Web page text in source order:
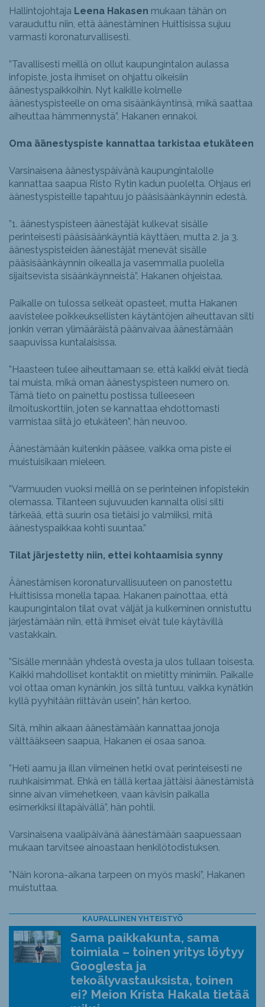
Hallintojohtaja Leena Hakasen mukaan tähän on
varauduttu niin, että äänestäminen Huittisissa sujuu
varmasti koronaturvallisesti.
”Tavallisesti meillä on ollut kaupungintalon aulassa
infopiste, josta ihmiset on ohjattu oikeisiin
äänestyspaikkoihin. Nyt kaikille kolmelle
äänestyspisteelle on oma sisäänkäyntinsä, mikä saattaa
aiheuttaa hämmennystä”, Hakanen ennakoi.
Oma äänestyspiste kannattaa tarkistaa etukäteen
Varsinaisena äänestyspäivänä kaupungintalolle
kannattaa saapua Risto Rytin kadun puolelta. Ohjaus eri
äänestyspisteille tapahtuu jo pääsisäänkäynnin edestä.
”1. äänestyspisteen äänestäjät kulkevat sisälle
perinteisesti pääsisäänkäyntiä käyttäen, mutta 2. ja 3.
äänestyspisteiden äänestäjät menevät sisälle
pääsisäänkäynnin oikealla ja vasemmalla puolella
sijaitsevista sisäänkäynneistä”, Hakanen ohjeistaa.
Paikalle on tulossa selkeät opasteet, mutta Hakanen
aavistelee poikkeuksellisten käytäntöjen aiheuttavan silti
jonkin verran ylimääräistä päänvaivaa äänestämään
saapuvissa kuntalaisissa.
”Haasteen tulee aiheuttamaan se, että kaikki eivät tiedä
tai muista, mikä oman äänestyspisteen numero on.
Tämä tieto on painettu postissa tulleeseen
ilmoituskorttiin, joten se kannattaa ehdottomasti
varmistaa siitä jo etukäteen”, hän neuvoo.
Äänestämään kuitenkin pääsee, vaikka oma piste ei
muistuisikaan mieleen.
”Varmuuden vuoksi meillä on se perinteinen infopistekin
olemassa. Tilanteen sujuvuuden kannalta olisi silti
tärkeää, että suurin osa tietäisi jo valmiiksi, mitä
äänestyspaikkaa kohti suuntaa.”
Tilat järjestetty niin, ettei kohtaamisia synny
Äänestämisen koronaturvallisuuteen on panostettu
Huittisissa monella tapaa. Hakanen painottaa, että
kaupungintalon tilat ovat väljät ja kulkeminen onnistuttu
järjestämään niin, että ihmiset eivät tule käytävillä
vastakkain.
”Sisälle mennään yhdestä ovesta ja ulos tullaan toisesta.
Kaikki mahdolliset kontaktit on mietitty minimiin. Paikalle
voi ottaa oman kynänkin, jos siltä tuntuu, vaikka kynätkin
kyllä pyyhitään riittävän usein”, hän kertoo.
Sitä, mihin aikaan äänestämään kannattaa jonoja
välttääkseen saapua, Hakanen ei osaa sanoa.
”Heti aamu ja illan viimeinen hetki ovat perinteisesti ne
ruuhkaisimmat. Ehkä en tällä kertaa jättäisi äänestämistä
sinne aivan viimehetkeen, vaan kävisin paikalla
esimerkiksi iltapäivällä”, hän pohtii.
Varsinaisena vaalipäivänä äänestämään saapuessaan
mukaan tarvitsee ainoastaan henkilötodistuksen.
”Näin korona-aikana tarpeen on myös maski”, Hakanen
muistuttaa.
KAUPALLINEN YHTEISTYÖ
Sama paikkakunta, sama
toimiala – toinen yritys löytyy
Googlesta ja
tekoälyvastauksista, toinen
ei? Meion Krista Hakala tietää